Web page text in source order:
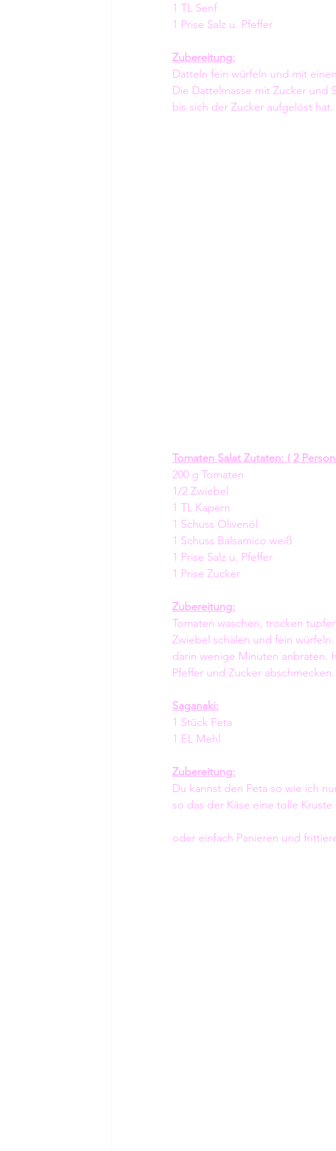
1 TL Senf
1 Prise Salz u. Pfeffer
Zubereitung:
Datteln fein würfeln und mit
Die Dattelmasse mit Zucker und
bis sich der Zucker aufgelöst
Tomaten Salat Zutaten: ( 2
200 g Tomaten
1/2 Zwiebel
1 TL Kapern
1 Schuss Olivenöl
1 Schuss Balsamico weiß
1 Prise Salz u. Pfeffer
1 Prise Zucker
Zubereitung:
Tomaten waschen, trocken
Zwiebel schälen und fein
darin wenige Minuten anbraten.
Pfeffer und Zucker
Saganaki:
1 Stück Feta
1 EL Mehl
Zubereitung:
Du kannst den Feta so wie ich
so das der Käse eine tolle
oder einfach Panieren und